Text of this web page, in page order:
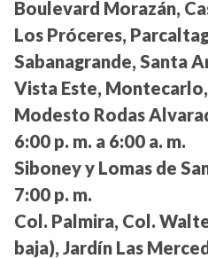
Boulevard Morazán,
Los Próceres,
Sabanagrande, Santa
Vista Este,
Modesto Rodas
6:00 p. m. a 6:00 a. m.
Siboney y Lomas de
7:00 p. m.
Col. Palmira, Col.
baja), Jardín Las